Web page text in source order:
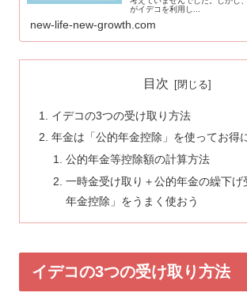
がイデコを利用し...
new-life-new-growth.com
目次
イデコの3つの受け取り方法
年金は「公的年金控除」を使ってお得
公的年金等控除額の計算方法
一時金受け取り＋公的年金の繰下げ
年金控除」をうまく使おう
イデコの3つの受け取り方法